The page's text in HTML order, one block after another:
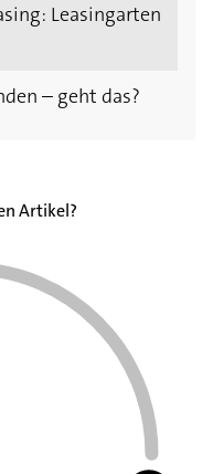
Leasingarten
– geht das?
Artikel?